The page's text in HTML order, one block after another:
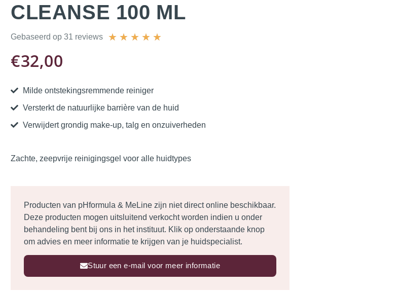
CLEANSE 100 ML
Gebaseerd op 31 reviews ★ ★ ★ ★ ★
€32,00
Milde ontstekingsremmende reiniger
Versterkt de natuurlijke barrière van de huid
Verwijdert grondig make-up, talg en onzuiverheden
Zachte, zeepvrije reinigingsgel voor alle huidtypes
Producten van pHformula & MeLine zijn niet direct online beschikbaar.
Deze producten mogen uitsluitend verkocht worden indien u onder
behandeling bent bij ons in het instituut. Klik op onderstaande knop
om advies en meer informatie te krijgen van je huidspecialist.
Stuur een e-mail voor meer informatie